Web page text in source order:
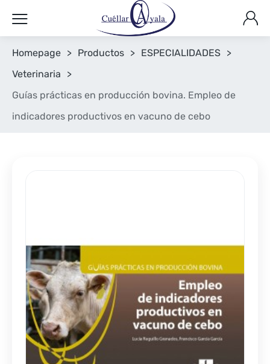
Homepage > Productos > ESPECIALIDADES >
Veterinaria
>
Guías prácticas en producción bovina. Empleo de
indicadores productivos en vacuno de cebo